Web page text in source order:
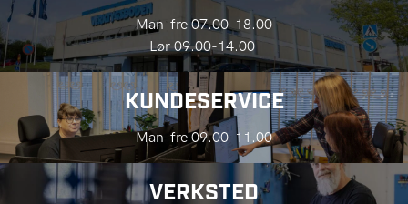
Man-fre 07.00-18.00
Lør 09.00-14.00
KUNDESERVICE
Man-fre 09.00-11.00
VERKSTED